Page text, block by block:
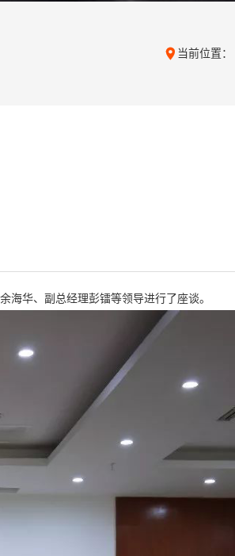
 当前位置：
海华、副总经理彭镭等领导进行了座谈。